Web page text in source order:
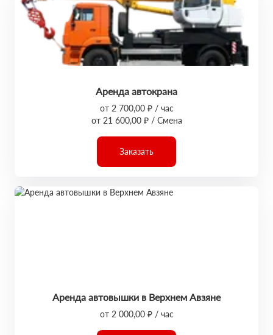
Аренда автокрана
от 2 700,00 ₽ / час
от 21 600,00 ₽ / Смена
Заказать
Аренда автовышки в Верхнем Авзяне
от 2 000,00 ₽ / час